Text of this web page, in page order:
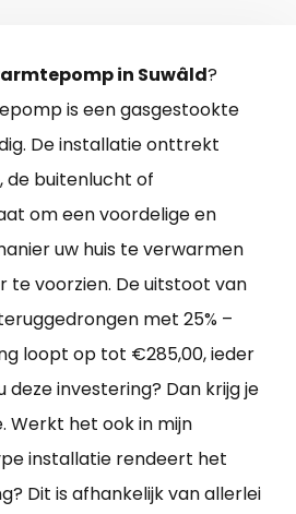
in Suwâld?
is een gasgestookte
De installatie onttrekt
de buitenlucht of
om een voordelige en
uw huis te verwarmen
te voorzien. De uitstoot van
met 25% –
loopt op tot €285,00, ieder
deze investering? Dan krijg je
Werkt het ook in mijn
installatie rendeert het
Dit is afhankelijk van allerlei